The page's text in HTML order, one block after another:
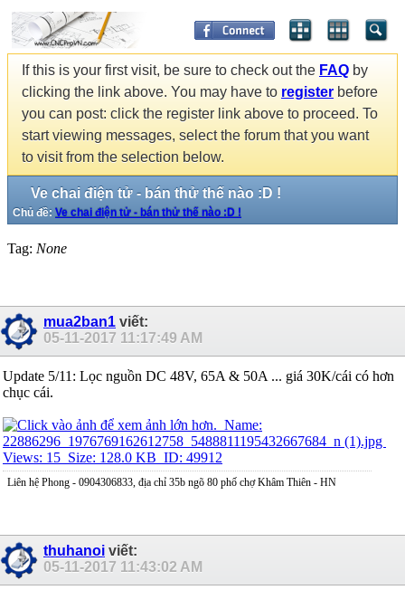
If this is your first visit, be sure to check out the FAQ by
clicking the link above. You may have to register before
you can post: click the register link above to proceed. To
start viewing messages, select the forum that you want
to visit from the selection below.
Ve chai điện tử - bán thử thế nào :D !
Chủ đề: Ve chai điện tử - bán thử thế nào :D !
Tag: None
mua2ban1 viết:
05-11-2017 11:17:49 AM
Update 5/11: Lọc nguồn DC 48V, 65A & 50A ... giá 30K/cái có hơn
chục cái.
Liên hệ Phong - 0904306833, địa chỉ 35b ngõ 80 phố chợ Khâm Thiên - HN
thuhanoi viết:
05-11-2017 11:43:02 AM